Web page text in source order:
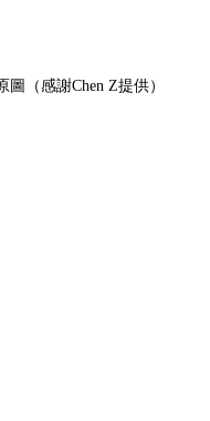
圖（感謝Chen Z提供）